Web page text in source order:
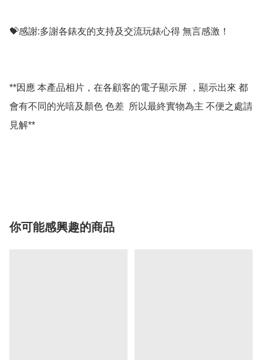
💝感謝:多謝各錶友的支持及交流玩錶心得 無言感激！
**因應 本產品相片，在各顧客的電子顯示屏 ，顯示出來 都
會有不同的光喑及顏色 色差  所以最終實物為主 不便之處請
見解**
你可能感興趣的商品